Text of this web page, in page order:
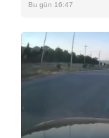
Bu gün 16:47